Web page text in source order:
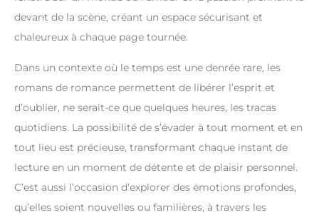
devant de la scène, créant un espace sécurisant et
chaleureux à chaque page tournée.
Dans un contexte où le temps est une denrée rare, les
romans de romance permettent de libérer l’esprit et
d’oublier, ne serait-ce que quelques heures, les tracas
quotidiens. La possibilité de s’évader à tout moment et en
tout lieu est précieuse, transformant chaque instant de
lecture en un moment de détente et de plaisir personnel.
C’est aussi l’occasion d’explorer des émotions profondes,
qu’elles soient nouvelles ou familières, à travers les